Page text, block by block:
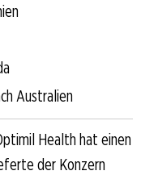
Australien
Health hat einen
der Konzern